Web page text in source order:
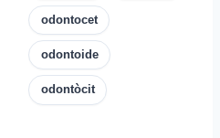
odontocet
odontoide
odontòcit